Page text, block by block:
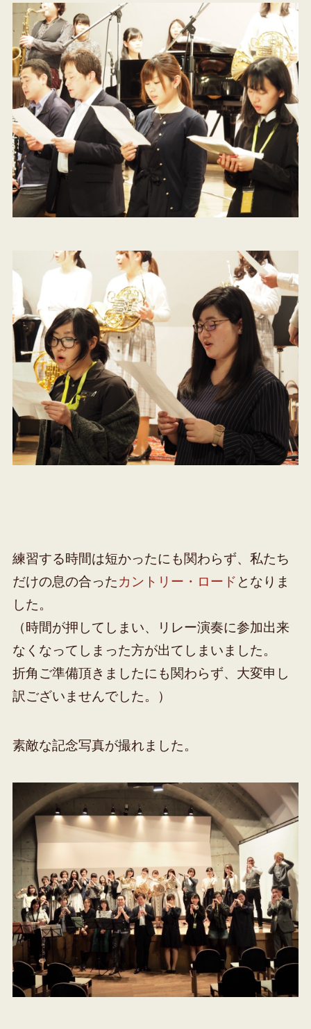
練習する時間は短かったにも関わらず、私たち
だけの息の合ったカントリー・ロード となりま
した。
（時間が押してしまい、リレー演奏に参加出来
なくなってしまった方が出てしまいました。
折角ご準備頂きましたにも関わらず、大変申し
訳ございませんでした。）
素敵な記念写真が撮れました。